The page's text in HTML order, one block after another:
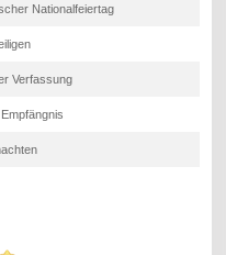
Nationalfeiertag
Verfassung